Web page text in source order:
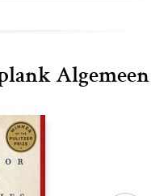
Algemeen